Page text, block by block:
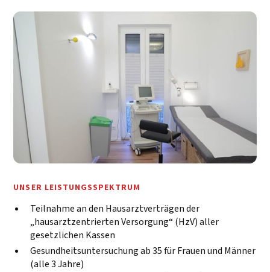
UNSER LEISTUNGSSPEKTRUM
Teilnahme an den Hausarztverträgen der
„hausarztzentrierten Versorgung“ (HzV) aller
gesetzlichen Kassen
Gesundheitsuntersuchung ab 35 für Frauen und Männer
(alle 3 Jahre)